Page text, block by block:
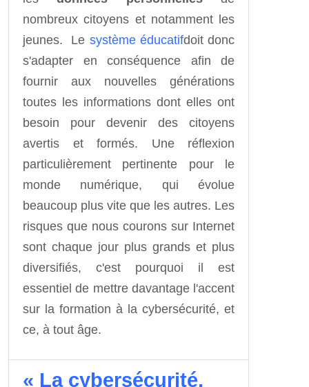
nombreux citoyens et notamment les
jeunes. Le système éducatifdoit donc
s'adapter en conséquence afin de
fournir aux nouvelles générations
toutes les informations dont elles ont
besoin pour devenir des citoyens
avertis et formés. Une réflexion
particulièrement pertinente pour le
monde numérique, qui évolue
beaucoup plus vite que les autres. Les
risques que nous courons sur Internet
sont chaque jour plus grands et plus
diversifiés, c'est pourquoi il est
essentiel de mettre davantage l'accent
sur la formation à la cybersécurité, et
ce, à tout âge.
« La cybersécurité,